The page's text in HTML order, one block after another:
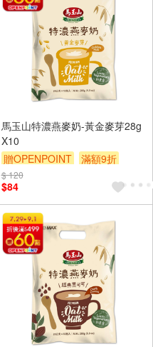
馬玉山特濃燕麥奶-黃金麥芽28g
X10
贈OPENPOINT
滿額9折
贈$200
$ 120
$84